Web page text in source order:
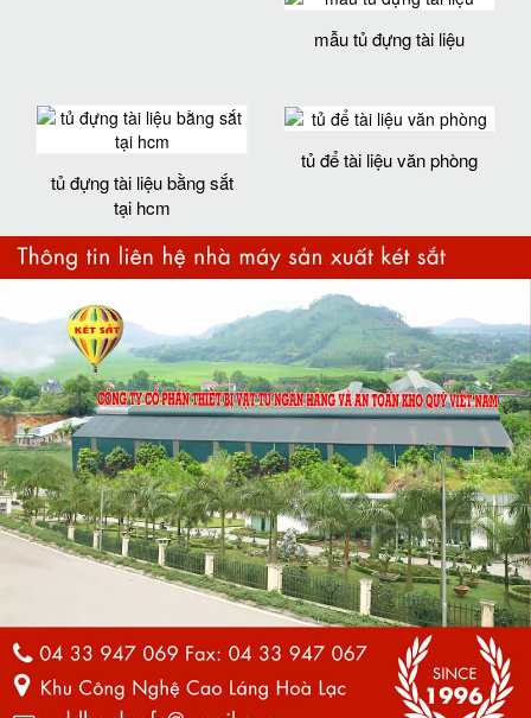
mẫu tủ đựng tài liệu
tủ đựng tài liệu bằng sắt
tại hcm
tủ để tài liệu văn phòng